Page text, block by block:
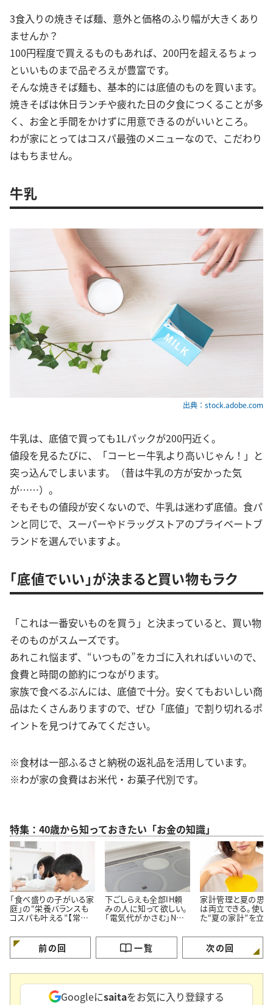
3食入りの焼きそば麺、意外と価格のふり幅が大きくあり
ませんか？
100円程度で買えるものもあれば、200円を超えるちょっ
といいものまで品ぞろえが豊富です。
そんな焼きそば麺も、基本的には底値のものを買います。
焼きそばは休日ランチや疲れた日の夕食につくることが多
く、お金と手間をかけずに用意できるのがいいところ。
わが家にとってはコスパ最強のメニューなので、こだわり
はもちません。
牛乳
出典：stock.adobe.com
牛乳は、底値で買っても1Lパックが200円近く。
値段を見るたびに、「コーヒー牛乳より高いじゃん！」と
突っ込んでしまいます。（昔は牛乳の方が安かった気
が……）。
そもそもの値段が安くないので、牛乳は迷わず底値。食パ
ンと同じで、スーパーやドラッグストアのプライベートブ
ランドを選んでいますよ。
「底値でいい」が決まると買い物もラク
「これは一番安いものを買う」と決まっていると、買い物
そのものがスムーズです。
あれこれ悩まず、“いつもの”をカゴに入れればいいので、
食費と時間の節約につながります。
家族で食べるぶんには、底値で十分。安くてもおいしい商
品はたくさんありますので、ぜひ「底値」で割り切れるポ
イントを見つけてみてください。
※食材は一部ふるさと納税の返礼品を活用しています。
※わが家の食費はお米代・お菓子代別です。
特集：40歳から知っておきたい「お金の知識」
「食べ盛りの子がいる家
庭」の“栄養バランスも
コスパも叶える”【常備
下ごしらえも全部IH頼
みの人に知って欲しい。
「電気代がかさむ」NG
家計管理と夏の思
は両立できる。使い
た“夏の家計”を立
前の回 一覧 次の回
Googleにsaitaをお気に入り登録する